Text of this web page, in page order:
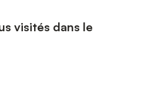
visités dans le